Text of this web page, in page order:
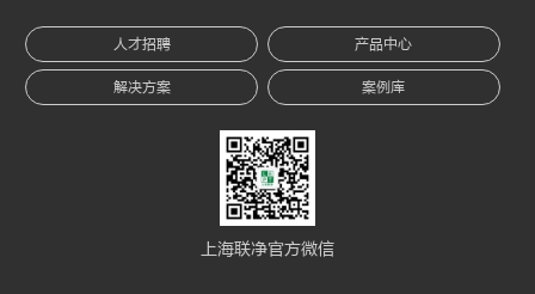
人才招聘 产品中心
解决方案 案例库
上海联净官方微信